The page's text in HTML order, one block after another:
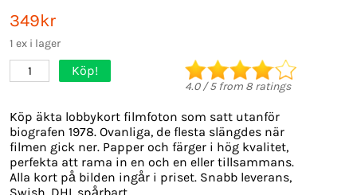
349kr
1 ex i lager
1 Köp!
4.0/5from 8 ratings
Köp äkta lobbykort filmfoton som satt utanför
biografen 1978. Ovanliga, de flesta slängdes när
filmen gick ner. Papper och färger i hög kvalitet,
perfekta att rama in en och en eller tillsammans.
Alla kort på bilden ingår i priset. Snabb leverans,